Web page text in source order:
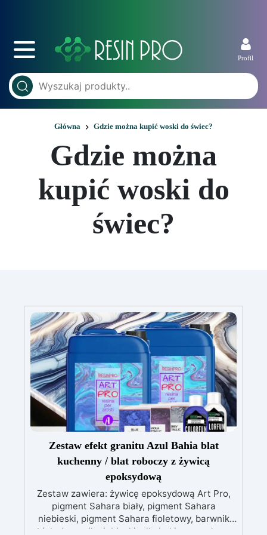
Profil
Główna Gdzie można kupić woski do świec?
Gdzie można
kupić woski do
świec?
Zestaw efekt granitu Azul Bahia blat
kuchenny / blat roboczy z żywicą
epoksydową
Zestaw zawiera: żywicę epoksydową Art Pro,
pigment Sahara biały, pigment Sahara
niebieski, pigment Sahara fioletowy, barwnik
biały, barwnik niebieski, alkohol izopropylowy